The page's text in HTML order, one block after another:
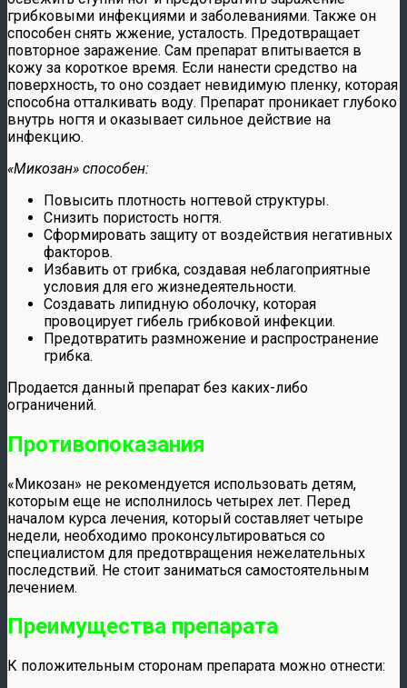
грибковыми инфекциями и заболеваниями. Также он
способен снять жжение, усталость. Предотвращает
повторное заражение. Сам препарат впитывается в
кожу за короткое время. Если нанести средство на
поверхность, то оно создает невидимую пленку, которая
способна отталкивать воду. Препарат проникает глубоко
внутрь ногтя и оказывает сильное действие на
инфекцию.
«Микозан» способен:
Повысить плотность ногтевой структуры.
Снизить пористость ногтя.
Сформировать защиту от воздействия негативных
факторов.
Избавить от грибка, создавая неблагоприятные
условия для его жизнедеятельности.
Создавать липидную оболочку, которая
провоцирует гибель грибковой инфекции.
Предотвратить размножение и распространение
грибка.
Продается данный препарат без каких-либо
ограничений.
Противопоказания
«Микозан» не рекомендуется использовать детям,
которым еще не исполнилось четырех лет. Перед
началом курса лечения, который составляет четыре
недели, необходимо проконсультироваться со
специалистом для предотвращения нежелательных
последствий. Не стоит заниматься самостоятельным
лечением.
Преимущества препарата
К положительным сторонам препарата можно отнести: